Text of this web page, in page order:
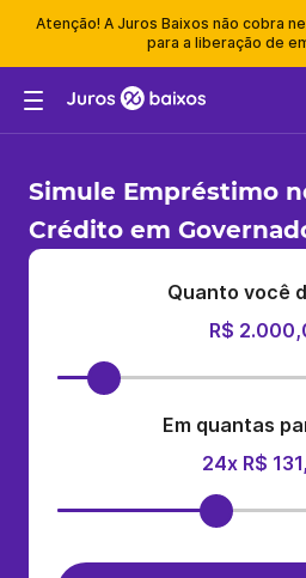
Atenção! A Juros Baixos não cobra
para a liberação de
Simule Empréstimo
Crédito em
Quanto você
R$
Em quantas
24x R$